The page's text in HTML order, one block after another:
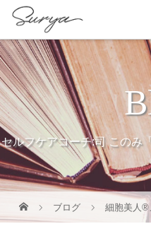
セルフケアコーチ:司 このみ
ブログ 細胞美人®